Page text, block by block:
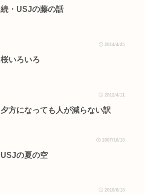
続・USJの藤の話
2014/4/25
桜いろいろ
2012/4/11
夕方になっても人が減らない訳
2007/10/18
USJの夏の空
2010/8/18